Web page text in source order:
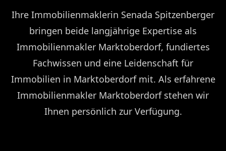
Ihre Immobilienmaklerin Senada Spitzenberger
bringen beide langjährige Expertise als
Immobilienmakler Marktoberdorf, fundiertes
Fachwissen und eine Leidenschaft für
Immobilien in Marktoberdorf mit. Als erfahrene
Immobilienmakler Marktoberdorf stehen wir
Ihnen persönlich zur Verfügung.